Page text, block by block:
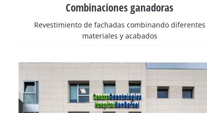
Combinaciones ganadoras
Revestimiento de fachadas combinando diferentes
materiales y acabados